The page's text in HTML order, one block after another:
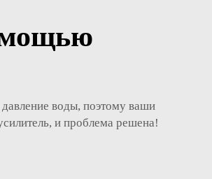
воды, поэтому ваши
и проблема решена!